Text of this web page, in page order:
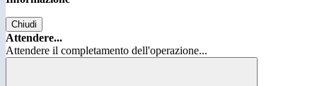
Chiudi
Attendere...
Attendere il completamento dell'operazione...